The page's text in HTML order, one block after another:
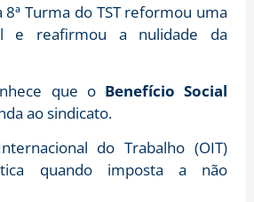
Turma do TST reformou uma
e reafirmou a nulidade da
que o Benefício Social
ao sindicato.
do Trabalho (OIT)
quando imposta a não